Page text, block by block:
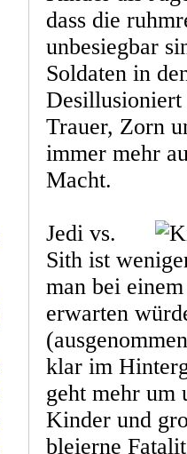
dass die
unbesiegbar
Soldaten in
Desillusioniert
Trauer, Zorn
immer mehr
Macht.
Jedi vs.
Sith ist
man bei
erwarten
klar im
geht mehr um
Kinder und
bleierne